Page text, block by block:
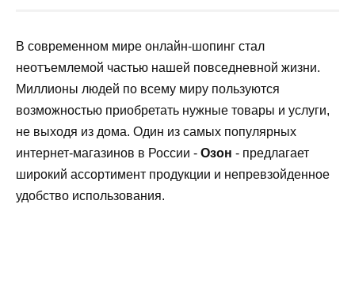
В современном мире онлайн-шопинг стал
неотъемлемой частью нашей повседневной жизни.
Миллионы людей по всему миру пользуются
возможностью приобретать нужные товары и услуги,
не выходя из дома. Один из самых популярных
интернет-магазинов в России - Озон - предлагает
широкий ассортимент продукции и непревзойденное
удобство использования.